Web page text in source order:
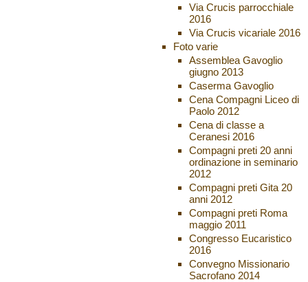
Via Crucis parrocchiale
2016
Via Crucis vicariale 2016
Foto varie
Assemblea Gavoglio
giugno 2013
Caserma Gavoglio
Cena Compagni Liceo di
Paolo 2012
Cena di classe a
Ceranesi 2016
Compagni preti 20 anni
ordinazione in seminario
2012
Compagni preti Gita 20
anni 2012
Compagni preti Roma
maggio 2011
Congresso Eucaristico
2016
Convegno Missionario
Sacrofano 2014